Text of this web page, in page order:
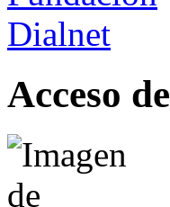
Acceso